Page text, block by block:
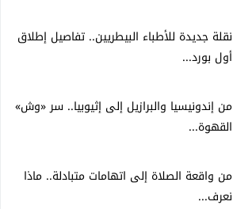
نقلة جديدة للأطباء البيطريين.. تفاصيل إطلاق
أول بورد...
من إندونيسيا والبرازيل إلى إثيوبيا.. سر «وش»
القهوة...
من واقعة الصلاة إلى اتهامات متبادلة.. ماذا
نعرف...